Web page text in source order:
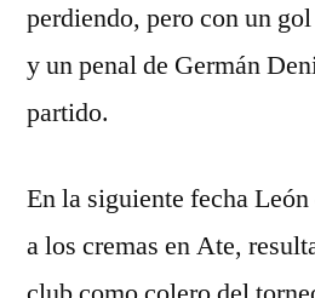
perdiendo, pero con un
y un penal de Germán
partido.
En la siguiente fecha
a los cremas en Ate,